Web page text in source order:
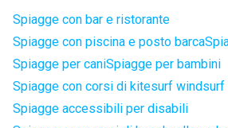
Spiagge con bar e ristorante
Spiagge con piscina e posto barca
Spiagge per caniSpiagge per bambini
Spiagge con corsi di kitesurf windsurf
Spiagge accessibili per disabili